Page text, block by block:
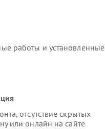
работы и установленные
отсутствие скрытых
или онлайн на сайте